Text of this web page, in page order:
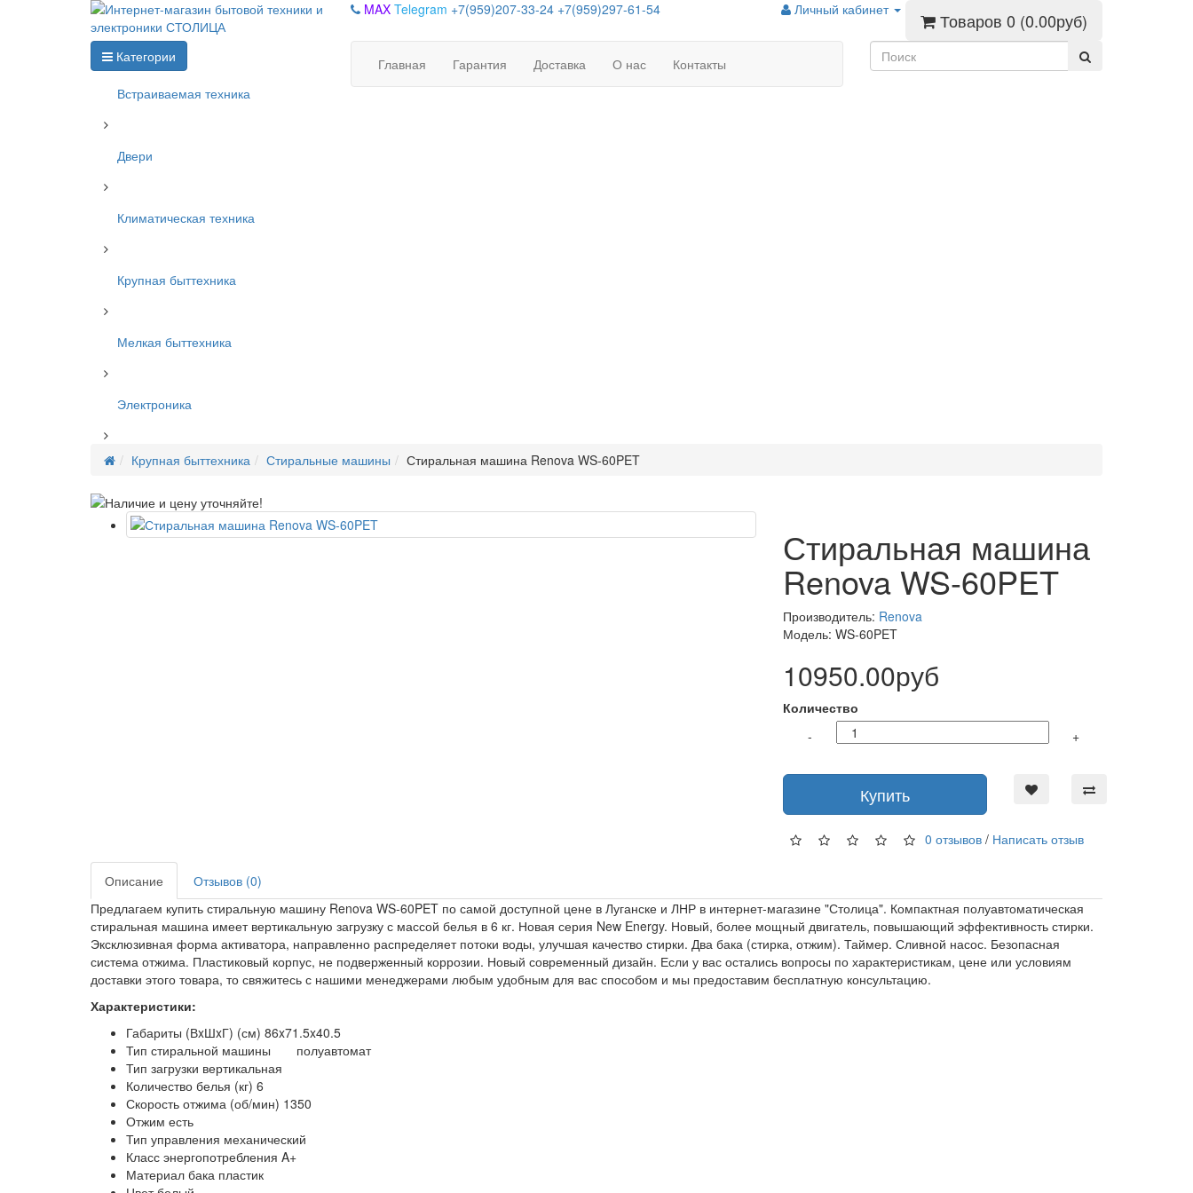
MAX Telegram +7(959)207-33-24 +7(959)297-61-54 Товаров 0 (0.00руб)
Личный кабинет
Категории
Встраиваемая техника
Двери
Климатическая техника
Крупная быттехника
Мелкая быттехника
Электроника
Главная Гарантия Доставка О нас Контакты
Крупная быттехника Стиральные машины Стиральная машина Renova WS-60PET
Стиральная машина
Renova WS-60PET
Производитель: Renova
Модель: WS-60PET
10950.00руб
Количество
-
+
Купить
0 отзывов / Написать отзыв
Описание
Отзывов (0)
Предлагаем купить стиральную машину Renova WS-60PET по самой доступной цене в Луганске и ЛНР в интернет-магазине "Столица". Компактная полуавтоматическая
стиральная машина имеет вертикальную загрузку с массой белья в 6 кг. Новая серия New Energy. Новый, более мощный двигатель, повышающий эффективность стирки.
Эксклюзивная форма активатора, направленно распределяет потоки воды, улучшая качество стирки. Два бака (стирка, отжим). Таймер. Сливной насос. Безопасная
система отжима. Пластиковый корпус, не подверженный коррозии. Новый современный дизайн. Если у вас остались вопросы по характеристикам, цене или условиям
доставки этого товара, то свяжитесь с нашими менеджерами любым удобным для вас способом и мы предоставим бесплатную консультацию.
Характеристики:
Габариты (ВxШxГ) (см) 86x71.5x40.5
Тип стиральной машины
полуавтомат
Тип загрузки вертикальная
Количество белья (кг) 6
Скорость отжима (об/мин) 1350
Отжим есть
Тип управления механический
Класс энергопотребления A+
Материал бака пластик